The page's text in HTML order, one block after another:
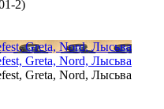
2)
Greta, Nord, Лысьва
Greta, Nord, Лысьва
Greta, Nord, Лысьва